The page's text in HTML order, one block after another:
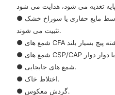
● شمع های بسیار عمیق که توسط مایع حفاری یا سوراخ خشک
تثبیت می شوند.
● شمع های جابجایی.
● اختلاط خاک.
● گردش معکوس.